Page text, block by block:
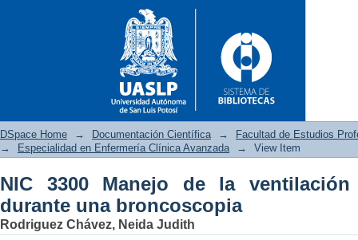
NIC 3300 Manejo de la
DSpace Home → Documentación Científica →
Facultad de Estudios
→
Especialidad en Enfermería Clínica Avanzada → View Item
NIC 3300 Manejo de la ventilación
durante una broncoscopia
Rodriguez Chávez, Neida Judith